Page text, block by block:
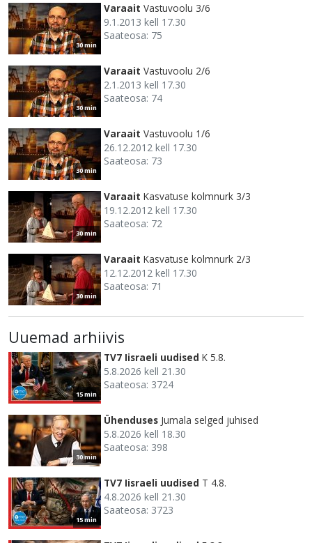
30 min
Varaait Vastuvoolu 3/6
9.1.2013 kell 17.30
Saateosa: 75
30 min
Varaait Vastuvoolu 2/6
2.1.2013 kell 17.30
Saateosa: 74
30 min
Varaait Vastuvoolu 1/6
26.12.2012 kell 17.30
Saateosa: 73
30 min
Varaait Kasvatuse kolmnurk 3/3
19.12.2012 kell 17.30
Saateosa: 72
30 min
Varaait Kasvatuse kolmnurk 2/3
12.12.2012 kell 17.30
Saateosa: 71
Uuemad arhiivis
15 min
TV7 Iisraeli uudised K 5.8.
5.8.2026 kell 21.30
Saateosa: 3724
30 min
Ühenduses Jumala selged juhised
5.8.2026 kell 18.30
Saateosa: 398
15 min
TV7 Iisraeli uudised T 4.8.
4.8.2026 kell 21.30
Saateosa: 3723